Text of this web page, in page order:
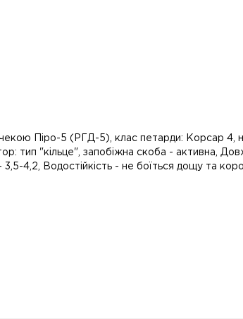
Піро-5 (РГД-5), клас петарди: Корсар 4,
тип "кільце", запобіжна скоба - активна,
4,2, Водостійкість - не боїться дощу та